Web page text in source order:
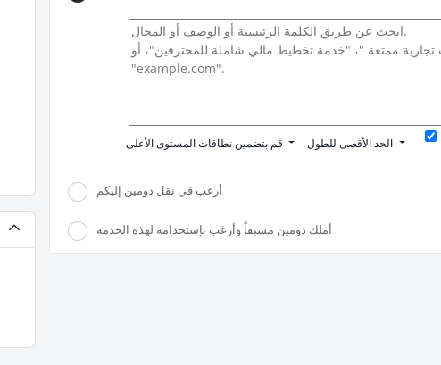
قم بتضمين نطاقات المستوى الأعلى الحد الأقصى للطول
أرغب في نقل دومين إليكم
أملك دومين مسبقاً وأرغب بإستخدامه لهذه الخدمة